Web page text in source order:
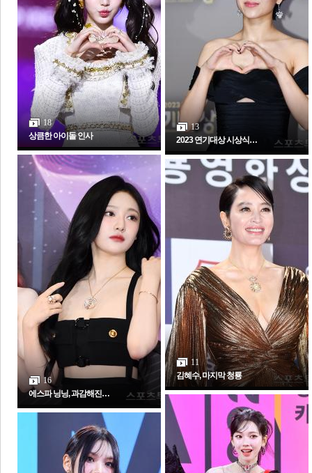
인
포토갤러리
18
상큼한 아이돌 인사
16
에스파 닝닝, 과감해진…
13
2023 연기대상 시상식…
11
김혜수, 마지막 청룡